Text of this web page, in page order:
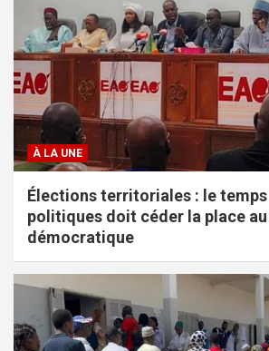
À LA UNE
Élections territoriales : le
politiques doit céder la place
démocratique